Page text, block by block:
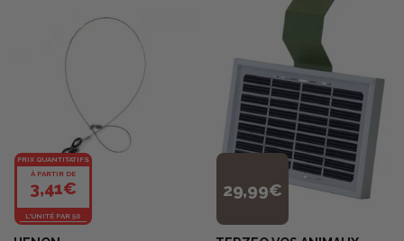
PRIX QUANTITATIFS
À PARTIR DE
3,41€
L'UNITÉ PAR 50
29,99€